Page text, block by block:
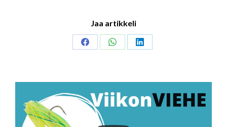
Jaa artikkeli
Share
Share
Share